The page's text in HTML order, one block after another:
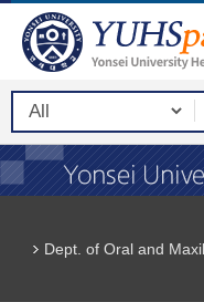
Dept. of Oral and